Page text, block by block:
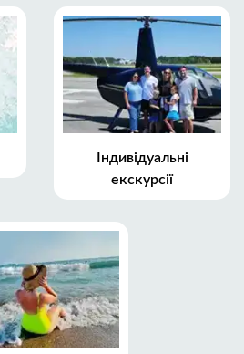
Індивідуальні
екскурсії